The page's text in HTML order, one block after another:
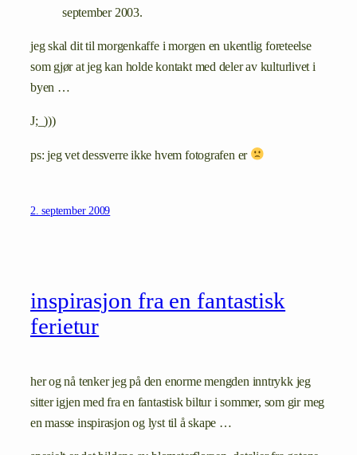
september 2003.
jeg skal dit til morgenkaffe i morgen en ukentlig foreteelse
som gjør at jeg kan holde kontakt med deler av kulturlivet i
byen …
J;_)))
ps: jeg vet dessverre ikke hvem fotografen er
2. september 2009
inspirasjon fra en fantastisk
ferietur
her og nå tenker jeg på den enorme mengden inntrykk jeg
sitter igjen med fra en fantastisk biltur i sommer, som gir meg
en masse inspirasjon og lyst til å skape …